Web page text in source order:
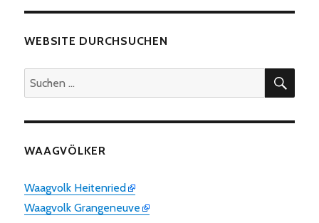
WEBSITE DURCHSUCHEN
Suchen
nach:
WAAGVÖLKER
Waagvolk Heitenried
Waagvolk Grangeneuve